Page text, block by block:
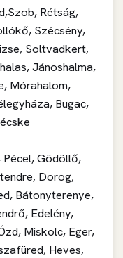
Rétság,
Szécsény,
Soltvadkert,
Jánoshalma,
Mórahalom,
Bugac,
Gödöllő,
Dorog,
Bátonyterenye,
Edelény,
Miskolc, Eger,
Heves,